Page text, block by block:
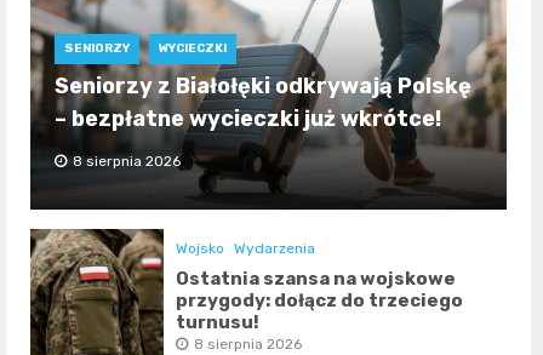
SENIORZY WYCIECZKI
Seniorzy z Białołęki odkrywają Polskę
– bezpłatne wycieczki już wkrótce!
8 sierpnia 2026
Wojsko Wydarzenia
Ostatnia szansa na wojskowe
przygody: dołącz do trzeciego
turnusu!
8 sierpnia 2026